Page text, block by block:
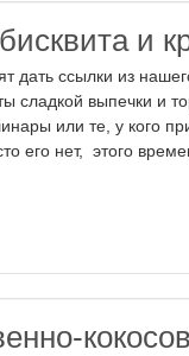
и
дать ссылки из
сладкой выпечки и
или те, у кого
его нет, этого